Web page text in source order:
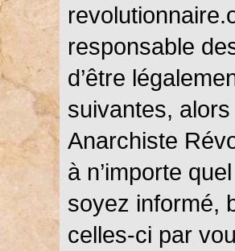
responsable
d’être
suivantes, alors
Anarchiste
à n’importe
soyez informé,
celles-ci par